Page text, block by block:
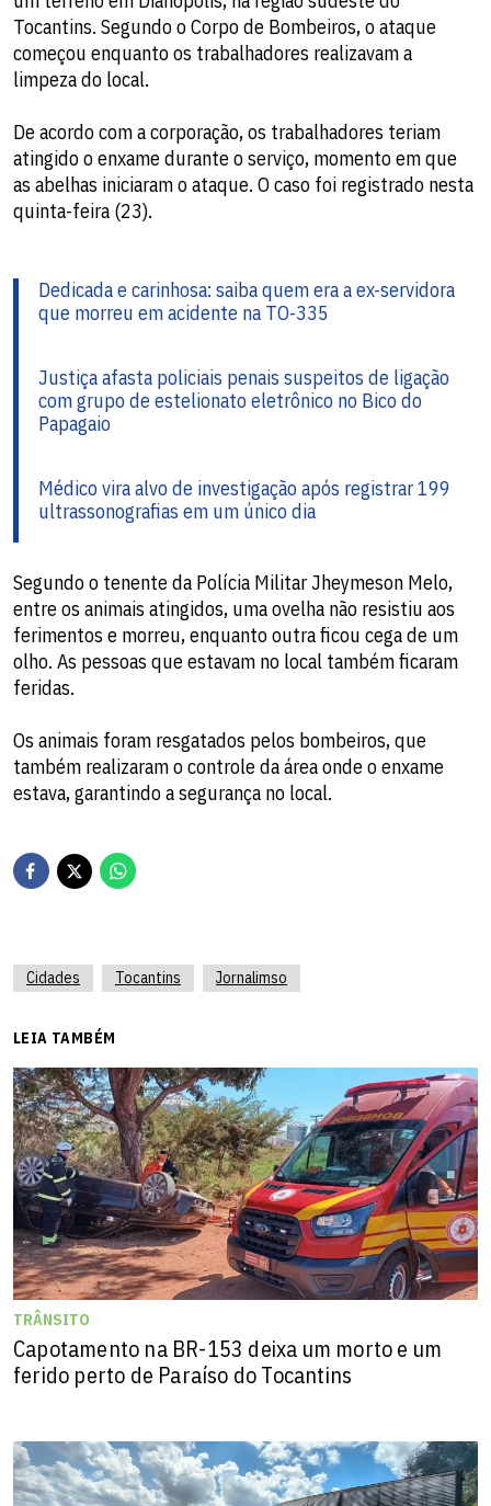
Tocantins. Segundo o Corpo de Bombeiros, o ataque
começou enquanto os trabalhadores realizavam a
limpeza do local.
De acordo com a corporação, os trabalhadores teriam
atingido o enxame durante o serviço, momento em que
as abelhas iniciaram o ataque. O caso foi registrado nesta
quinta-feira (23).
Dedicada e carinhosa: saiba quem era a ex-servidora
que morreu em acidente na TO-335
Justiça afasta policiais penais suspeitos de ligação
com grupo de estelionato eletrônico no Bico do
Papagaio​
Médico vira alvo de investigação após registrar 199
ultrassonografias em um único dia​
Segundo o tenente da Polícia Militar Jheymeson Melo,
entre os animais atingidos, uma ovelha não resistiu aos
ferimentos e morreu, enquanto outra ficou cega de um
olho. As pessoas que estavam no local também ficaram
feridas.
Os animais foram resgatados pelos bombeiros, que
também realizaram o controle da área onde o enxame
estava, garantindo a segurança no local.
Cidades Tocantins Jornalimso
LEIA TAMBÉM
TRÂNSITO
Capotamento na BR-153 deixa um morto e um
ferido perto de Paraíso do Tocantins